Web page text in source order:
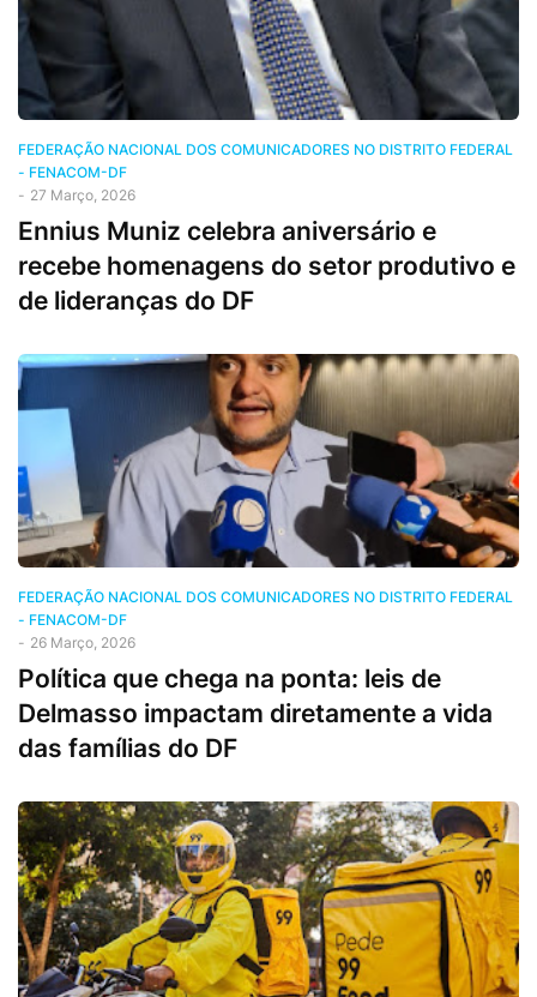
FEDERAÇÃO NACIONAL DOS COMUNICADORES NO DISTRITO FEDERAL
- FENACOM-DF
- 27 Março, 2026
Ennius Muniz celebra aniversário e
recebe homenagens do setor produtivo e
de lideranças do DF
FEDERAÇÃO NACIONAL DOS COMUNICADORES NO DISTRITO FEDERAL
- FENACOM-DF
- 26 Março, 2026
Política que chega na ponta: leis de
Delmasso impactam diretamente a vida
das famílias do DF